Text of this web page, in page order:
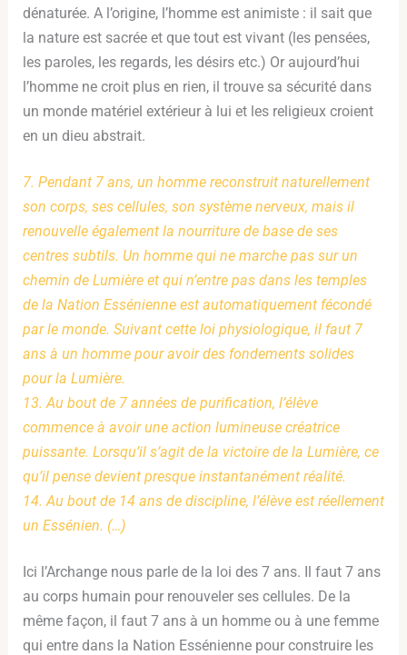
dénaturée. A l’origine, l’homme est animiste : il sait que
la nature est sacrée et que tout est vivant (les pensées,
les paroles, les regards, les désirs etc.) Or aujourd’hui
l’homme ne croit plus en rien, il trouve sa sécurité dans
un monde matériel extérieur à lui et les religieux croient
en un dieu abstrait.
7. Pendant 7 ans, un homme reconstruit naturellement
son corps, ses cellules, son système nerveux, mais il
renouvelle également la nourriture de base de ses
centres subtils. Un homme qui ne marche pas sur un
chemin de Lumière et qui n’entre pas dans les temples
de la Nation Essénienne est automatiquement fécondé
par le monde. Suivant cette loi physiologique, il faut 7
ans à un homme pour avoir des fondements solides
pour la Lumière.
13. Au bout de 7 années de purification, l’élève
commence à avoir une action lumineuse créatrice
puissante. Lorsqu’il s’agit de la victoire de la Lumière, ce
qu’il pense devient presque instantanément réalité.
14. Au bout de 14 ans de discipline, l’élève est réellement
un Essénien. (…)
Ici l’Archange nous parle de la loi des 7 ans. Il faut 7 ans
au corps humain pour renouveler ses cellules. De la
même façon, il faut 7 ans à un homme ou à une femme
qui entre dans la Nation Essénienne pour construire les